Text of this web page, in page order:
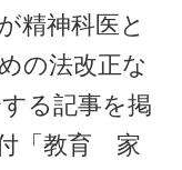
精神科医と
の法改正な
る記事を掲
「教育 家